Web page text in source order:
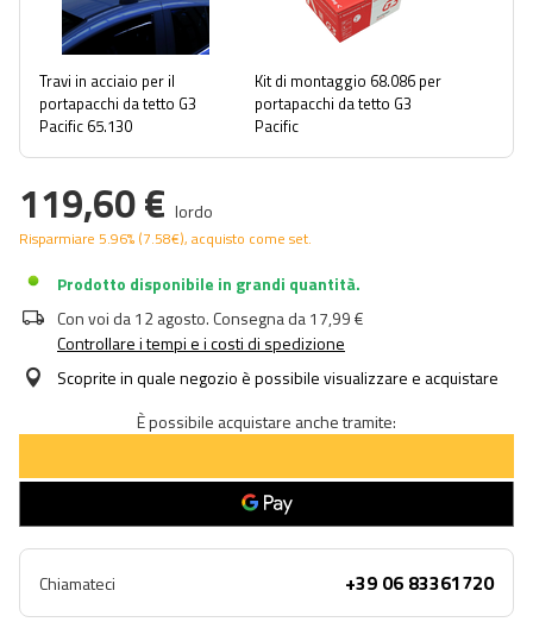
Travi in ​​acciaio per il
portapacchi da tetto G3
Pacific 65.130
Kit di montaggio 68.086 per
portapacchi da tetto G3
Pacific
119,60 € lordo
Risparmiare 5.96% (7.58€), acquisto come set.
Prodotto disponibile in grandi quantità
Con voi da12 agosto. Consegna da17,99 €
Controllare i tempi e i costi di spedizione
Scoprite in quale negozio è possibile visualizzare e acquistare
È possibile acquistare anche tramite:
Chiamateci +39 06 83361720